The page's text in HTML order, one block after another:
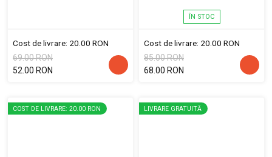
Cost de livrare: 20.00 RON
69.00 RON
52.00 RON
ÎN STOC
Cost de livrare: 20.00 RON
85.00 RON
68.00 RON
COST DE LIVRARE: 20.00 RON LIVRARE GRATUITĂ